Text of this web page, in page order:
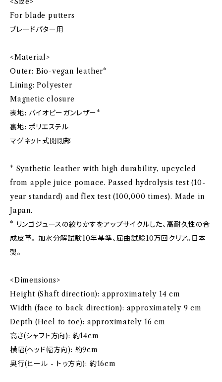
For blade putters
ブレードパター用
<Material>
Outer: Bio-vegan leather*
Lining: Polyester
Magnetic closure
表地: バイオビーガンレザー*
裏地: ポリエステル
マグネット式開閉部
* Synthetic leather with high durability, upcycled
from apple juice pomace. Passed hydrolysis test (10-
year standard) and flex test (100,000 times). Made in
Japan.
* リンゴジュースの絞りかすをアップサイクルした、高耐久性の合
成皮革。 加水分解試験10年基準、屈曲試験10万回クリア。日本
製。
<Dimensions>
Height (Shaft direction): approximately 14 cm
Width (face to back direction): approximately 9 cm
Depth (Heel to toe): approximately 16 cm
高さ(シャフト方向): 約14cm
横幅(ヘッド幅方向): 約9cm
奥行(ヒール - トゥ方向): 約16cm